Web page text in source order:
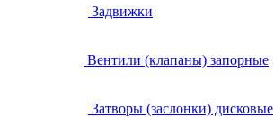
Задвижки
Вентили (клапаны) запорные
Затворы (заслонки) дисковые